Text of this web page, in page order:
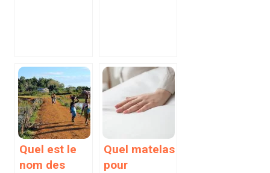
Quel est le
nom des
Quel matelas
pour